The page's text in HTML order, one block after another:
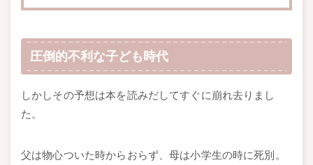
圧倒的不利な子ども時代
しかしその予想は本を読みだしてすぐに崩れ去りまし
た。
父は物心ついた時からおらず、母は小学生の時に死別。